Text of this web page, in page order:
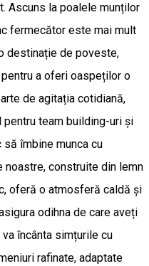
Ascuns la poalele munților
fermecător este mai mult
destinație de poveste,
a oferi oaspeților o
de agitația cotidiană,
team building-uri și
îmbine munca cu
noastre, construite din lemn
oferă o atmosferă caldă și
odihna de care aveți
încânta simțurile cu
rafinate, adaptate